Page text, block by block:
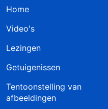
Home
Video's
Lezingen
Getuigenissen
Tentoonstelling van
afbeeldingen